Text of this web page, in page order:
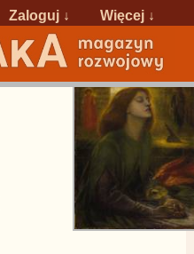
Zaloguj ↓
Więcej ↓